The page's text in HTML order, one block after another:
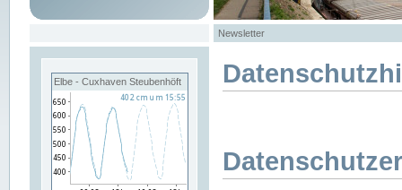
Newsletter
Elbe - Cuxhaven Steubenhöft